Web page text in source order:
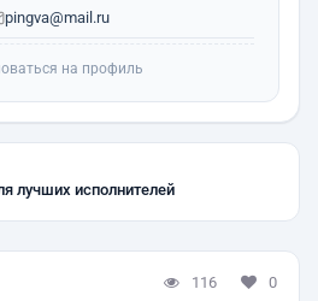
pingva@mail.ru
на профиль
лучших исполнителей
116 0